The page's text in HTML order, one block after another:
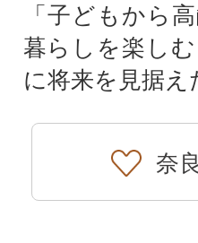
「子どもから
暮らしを楽し
に将来を見据
奈